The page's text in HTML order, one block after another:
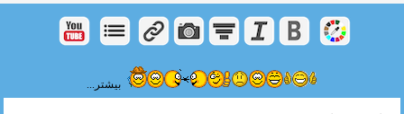
بیشتر...